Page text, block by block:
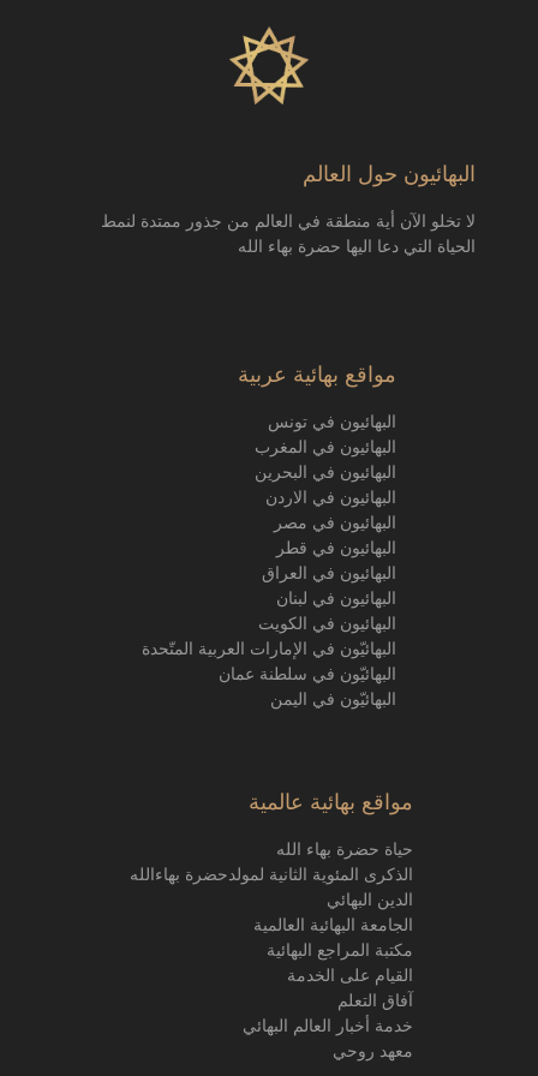
البهائيون حول العالم
لا تخلو الآن أية منطقة في العالم من جذور ممتدة لنمط
الحياة التي دعا اليها حضرة بهاء الله
مواقع بهائية عربية
البهائيون في تونس
البهائيون في المغرب
البهائيون في البحرين
البهائيون في الاردن
البهائيون في مصر
البهائيون في قطر
البهائيون في العراق
البهائيون في لبنان
البهائيون في الكويت
البهائيّون في الإمارات العربية المتّحدة
البهائيّون في سلطنة عمان
البهائيّون في اليمن
مواقع بهائية عالمية
حياة حضرة بهاء الله
الذكرى المئوية الثانية لمولدحضرة بهاءالله
الدين البهائي
الجامعة البهائية العالمية
مكتبة المراجع البهائية
القيام على الخدمة
آفاق التعلم
خدمة أخبار العالم البهائي
معهد روحي